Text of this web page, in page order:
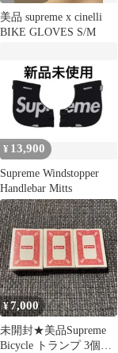
美品 supreme x cinelli
BIKE GLOVES S/M
¥ 13,900
Supreme Windstopper
Handlebar Mitts
¥7,000
未開封★美品Supreme
Bicycle トランプ 3個セ